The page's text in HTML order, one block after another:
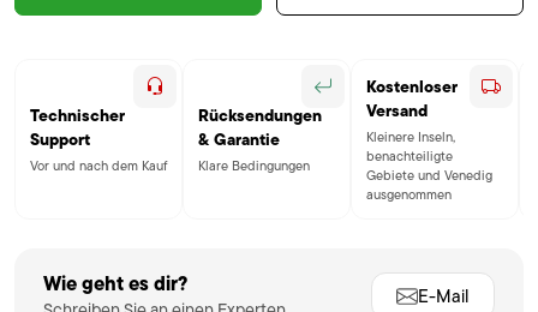
Technischer
Support
Vor und nach dem Kauf
Rücksendungen
& Garantie
Klare Bedingungen
Kostenloser
Versand
Kleinere Inseln,
benachteiligte
Gebiete und Venedig
ausgenommen
Wie geht es dir? E-Mail